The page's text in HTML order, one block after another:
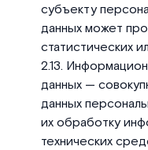
субъекту
данных может
статистических
данных —
данных
их обработку
технических